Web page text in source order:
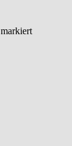
markiert